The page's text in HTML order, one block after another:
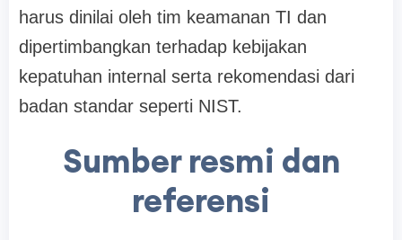
harus dinilai oleh tim keamanan TI dan
dipertimbangkan terhadap kebijakan
kepatuhan internal serta rekomendasi dari
badan standar seperti NIST.
Sumber resmi dan
referensi